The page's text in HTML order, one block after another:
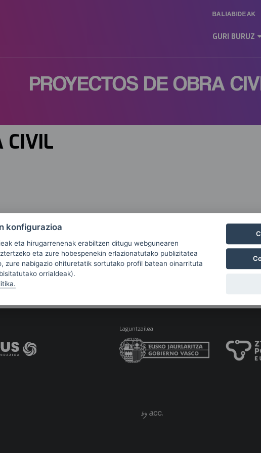
Menu
ES
BALIABIDEAK
GURI BURUZ
PROYECTOS DE OBRA
CIVIL
Laguntzailea
konfigurazioa
eta hirugarrenenak erabiltzen ditugu webgunearen
eta zure hobespenekin erlazionatutako publizitatea
zure nabigazio ohituretatik sortutako profil batean oinarrituta
orrialdeak).